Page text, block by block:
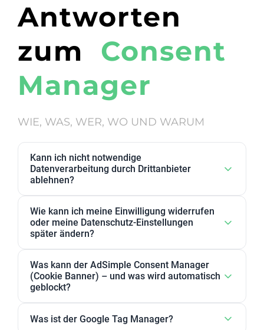
Antworten
zum Consent
Manager
WIE, WAS, WER, WO UND WARUM
Kann ich nicht notwendige
Datenverarbeitung durch Drittanbieter
ablehnen?
nicht notwendig eingestuft haben, kann in den
Datenschutz-Einstellungen abgelehnt werden. Sie
Zweckgruppen akzeptieren oder ablehnen.
Wie kann ich meine Einwilligung widerrufen
oder meine Datenschutz-Einstellungen
später ändern?
ändern. Außerdem können Sie Ihre Zustimmung
jederzeit widerrufen, indem Sie Ihre Einwilligungen
Was kann der AdSimple Consent Manager
(Cookie Banner) – und was wird automatisch
geblockt?
JavaScript-Lösung oder WordPress-Plugin verfügbar
Was ist der Google Tag Manager?